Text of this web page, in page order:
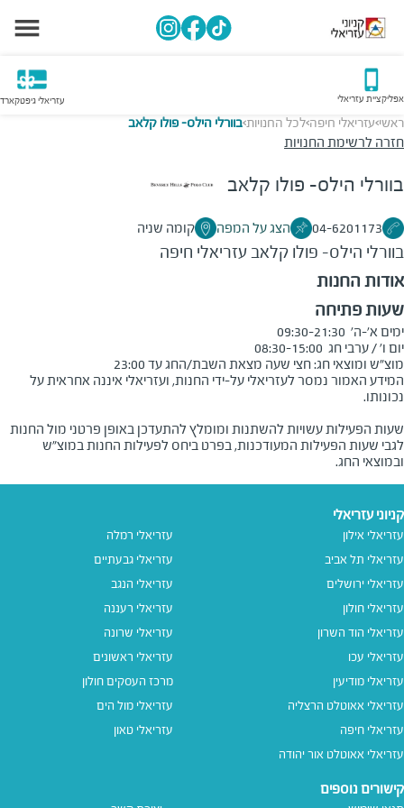
אפליקציית עזריאלי עזריאלי גיפטקארד
ראשי>עזריאלי חיפה>לכל החנויות>בוורלי הילס- פולו קלאב
חזרה לרשימת החנויות
בוורלי הילס- פולו קלאב
04-6201173 הצג על המפה קומה שניה
בוורלי הילס- פולו קלאבעזריאלי חיפה
אודות החנות
שעות פתיחה
מוצ"ש ומוצאי חג: חצי שעה מצאת השבת/החג עד 23:00
המידע האמור נמסר לעזריאלי על-ידי החנות, ועזריאלי איננה אחראית על
שעות הפעילות עשויות להשתנות ומומלץ להתעדכן באופן פרטני מול החנות
לגבי שעות הפעילות המעודכנות, בפרט ביחס לפעילות החנות במוצ"ש
ובמוצאי החג.
קניוני עזריאלי
עזריאלי אילון
עזריאלי תל אביב
עזריאלי ירושלים
עזריאלי חולון
עזריאלי הוד השרון
עזריאלי עכו
עזריאלי מודיעין
עזריאלי אאוטלט הרצליה
עזריאלי חיפה
עזריאלי אאוטלט אור יהודה
עזריאלי רמלה
עזריאלי גבעתיים
עזריאלי הנגב
עזריאלי רעננה
עזריאלי שרונה
עזריאלי ראשונים
מרכז העסקים חולון
עזריאלי מול הים
עזריאלי טאון
קישורים נוספים